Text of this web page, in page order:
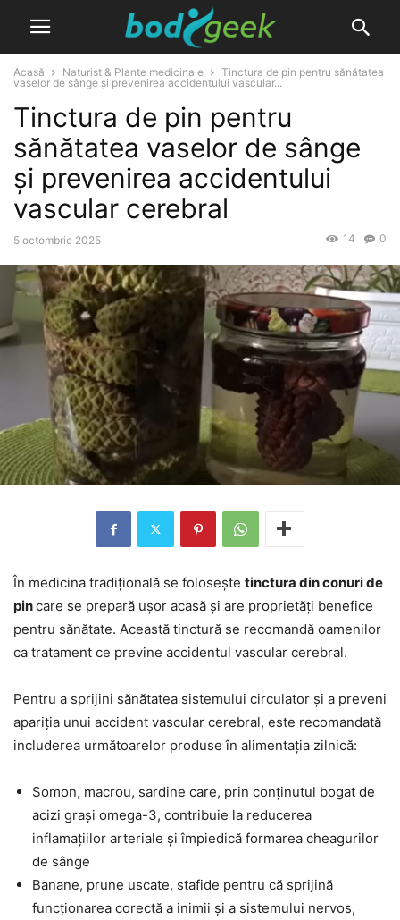
Acasă Naturist & Plante medicinale
Tinctura de pin pentru sănătatea
vaselor de sânge și prevenirea accidentului vascular...
Tinctura de pin pentru
sănătatea vaselor de sânge
și prevenirea accidentului
vascular cerebral
5 octombrie 2025 0
14
În medicina tradițională se folosește tinctura din conuri de
pincare se prepară ușor acasă și are proprietăți benefice
pentru sănătate. Această tinctură se recomandă oamenilor
ca tratament ce previne accidentul vascular cerebral.
Pentru a sprijini sănătatea sistemului circulator și a preveni
apariția unui accident vascular cerebral, este recomandată
includerea următoarelor produse în alimentația zilnică:
Somon, macrou, sardine care, prin conținutul bogat de
acizi grași omega-3, contribuie la reducerea
inflamațiilor arteriale și împiedică formarea cheagurilor
de sânge
Banane, prune uscate, stafide pentru că sprijină
funcționarea corectă a inimii și a sistemului nervos,